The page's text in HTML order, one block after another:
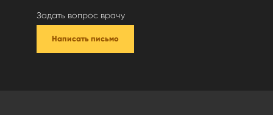
Задать вопрос врачу
Написать письмо